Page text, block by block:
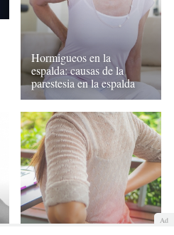
Hormigueos en la
espalda: causas de la
parestesia en la espalda
Ad